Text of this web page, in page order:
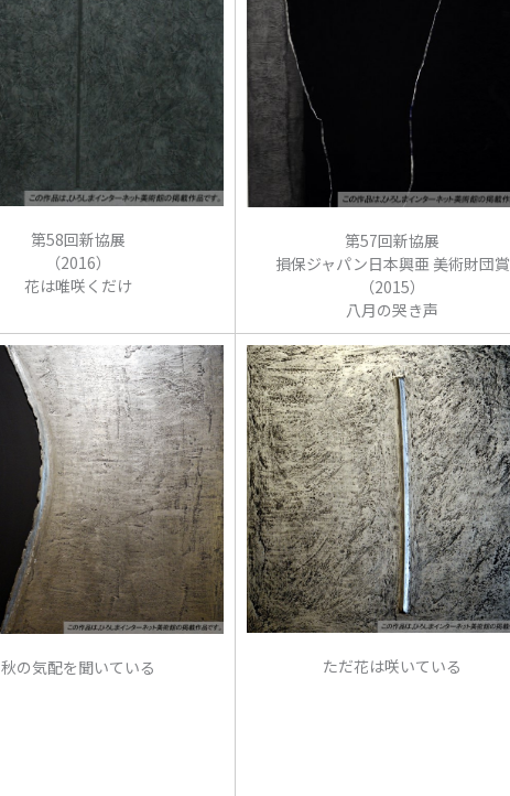
第58回新協展
（2016）
花は唯咲くだけ
第57回新協展
損保ジャパン日本興亜 美術財団賞
（2015）
八月の哭き声
秋の気配を聞いている ただ花は咲いている